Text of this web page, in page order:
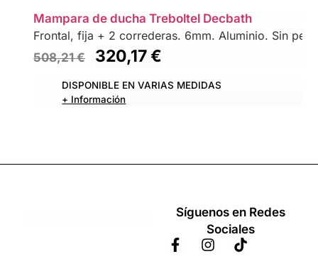
Mampara de ducha Treboltel Decbath
Frontal, fija + 2 correderas. 6mm. Aluminio. Sin
508,21€ 320,17€
DISPONIBLE EN VARIAS MEDIDAS
+ Información
Síguenos en Redes
Sociales